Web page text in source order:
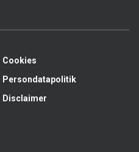
Cookies
Persondatapolitik
Disclaimer